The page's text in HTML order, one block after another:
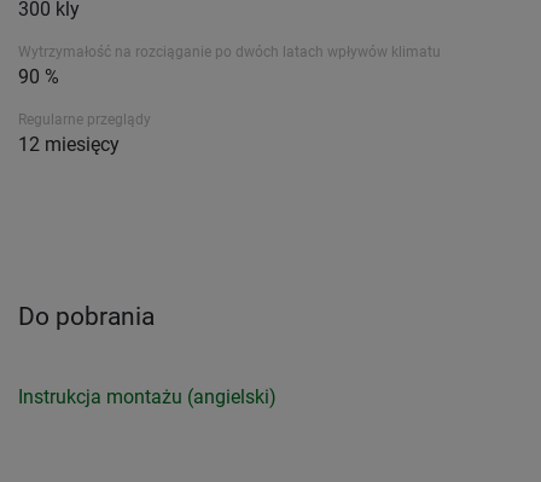
300 kly
Wytrzymałość na rozciąganie po dwóch latach wpływów klimatu
90 %
Regularne przeglądy
12 miesięcy
Do pobrania
Instrukcja montażu (angielski)